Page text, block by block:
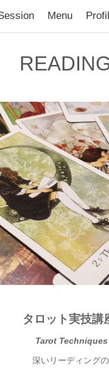
Menu
タロット実技講
Tarot
深いリーディング